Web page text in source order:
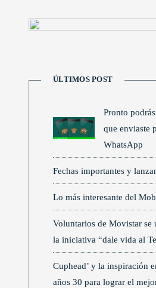
ÚLTIMOS POST
Pronto
que enviaste
WhatsApp
Fechas importantes y
Lo más interesante del
Voluntarios de Movistar se
la iniciativa “dale vida al
Cuphead’ y la inspiración
años 30 para lograr el